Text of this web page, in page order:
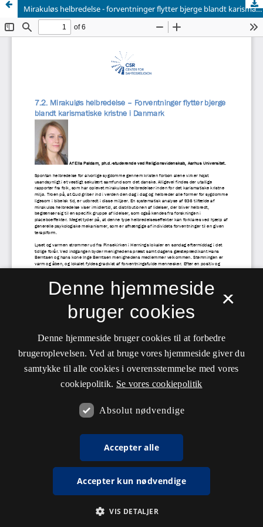
Mirakuløs helbredelse - forventninger flytter bjerge blandt karismatiske kristne i Danmark
×
Denne hjemmeside
bruger cookies
Denne hjemmeside bruger cookies til at forbedre
brugeroplevelsen. Ved at bruge vores hjemmeside giver du
samtykke til alle cookies i overensstemmelse med vores
cookiepolitik. Se vores cookiepolitik
Absolut nødvendige
Accepter alle
Accepter kun nødvendige
VIS DETALJER